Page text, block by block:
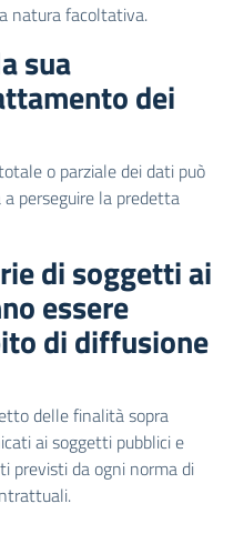
natura facoltativa.
sua
dei
o parziale dei dati può
perseguire la predetta
di soggetti ai
essere
di diffusione
delle finalità sopra
ai soggetti pubblici e
previsti da ogni norma di